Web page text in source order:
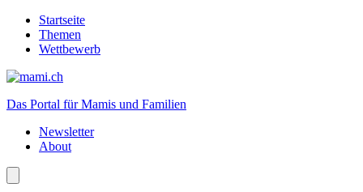
Startseite
Themen
Wettbewerb
Das Portal für Mamis und Familien
Newsletter
About